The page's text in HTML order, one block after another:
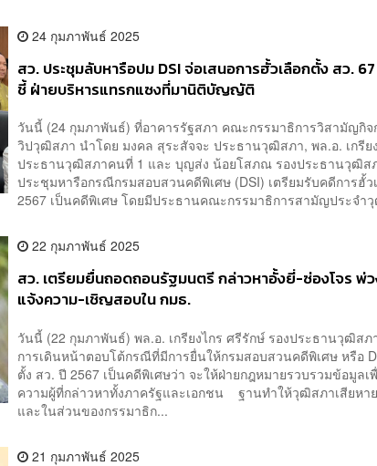
24 กุมภาพันธ์ 2025
สว. ประชุมลับหารือปม DSI จ่อเสนอการฮั้วเลือกตั้ง สว.
ชี้ ฝ่ายบริหารแทรกแซงที่มานิติบัญญัติ
วันนี้ (24 กุมภาพันธ์) ที่อาคารรัฐสภา คณะกรรมาธิการวิสามัญกิ
วิปวุฒิสภา นำโดย มงคล สุระสัจจะ ประธานวุฒิสภา, พล.อ. เกรีย
ประธานวุฒิสภาคนที่ 1 และ บุญส่ง น้อยโสภณ รองประธานวุฒิส
ประชุมหารือกรณีกรมสอบสวนคดีพิเศษ (DSI) เตรียมรับคดีการฮั้ว
2567 เป็นคดีพิเศษ โดยมีประธานคณะกรรมาธิการสามัญประจำ
22 กุมภาพันธ์ 2025
สว. เตรียมยื่นถอดถอน​รัฐมนตรี กล่าวหาอั้งยี่-ซ่องโจร พ่
แจ้งความ​-เชิญสอบใน กมธ.​
วันนี้ (22 กุมภาพันธ์) พล.อ. เกรียงไกร ศรีรักษ์ รองประธานวุฒิสภ
การเดินหน้าตอบโต้กรณีที่มีการยื่นให้กรมสอบสวนคดีพิเศษ หรือ
ตั้ง สว. ปี 2567 เป็นคดีพิเศษว่า​ จะให้ฝ่ายกฎหมายรวบรวมข้อมูลเ
ความผู้ที่กล่าวหาทั้งภาครัฐและเอกชน​ ฐานทำให้วุฒิสภาเสียหาย
และในส่วนของกรรมาธิก...
21 กุมภาพันธ์ 2025